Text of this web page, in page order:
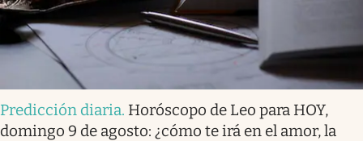
Predicción diaria. Horóscopo de Leo para HOY,
domingo 9 de agosto: ¿cómo te irá en el amor, la